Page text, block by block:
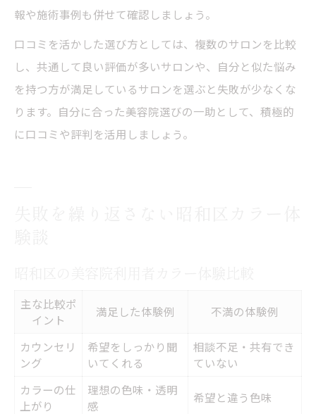
報や施術事例も併せて確認しましょう。
口コミを活かした選び方としては、複数のサロンを比較
し、共通して良い評価が多いサロンや、自分と似た悩み
を持つ方が満足しているサロンを選ぶと失敗が少なくな
ります。自分に合った美容院選びの一助として、積極的
に口コミや評判を活用しましょう。
主な比較ポ
イント
満足した体験例 不満の体験例
カウンセリ
ング
希望をしっかり聞
いてくれる
相談不足・共有でき
ていない
カラーの仕
上がり
理想の色味・透明
感
希望と違う色味